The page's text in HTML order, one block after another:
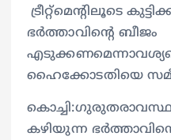
ട്രീറ്റ്മെന്റിലൂടെ
ഭർത്താവിന്‍റെ ബീജം
ഹൈക്കോടതിയെ
കഴിയുന്ന